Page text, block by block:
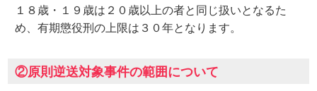
１８歳・１９歳は２０歳以上の者と同じ扱いとなるた
め、有期懲役刑の上限は３０年となります。
②原則逆送対象事件の範囲について